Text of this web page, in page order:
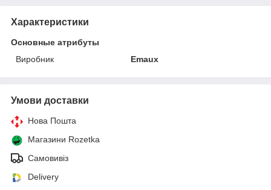
Характеристики
Основные атрибуты
Виробник
Emaux
Умови доставки
Нова Пошта
Магазини Rozetka
Самовивіз
Delivery